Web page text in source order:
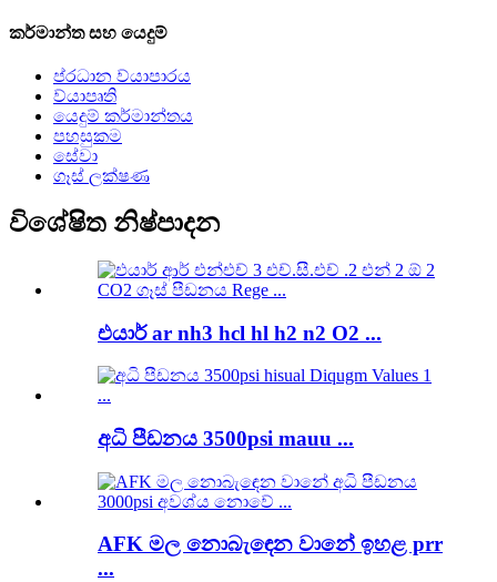
කර්මාන්ත සහ යෙදුම්
ප්රධාන ව්යාපාරය
ව්යාපෘති
යෙදුම් කර්මාන්තය
පහසුකම
සේවා
ගෑස් ලක්ෂණ
විශේෂිත නිෂ්පාදන
එයාර් ar nh3 hcl hl h2 n2 O2 ...
අධි පීඩනය 3500psi mauu ...
AFK මල නොබැඳෙන වානේ ඉහළ prr
...